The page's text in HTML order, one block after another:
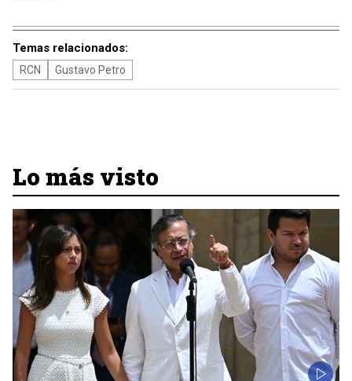
Temas relacionados:
RCN Gustavo Petro
Lo más visto